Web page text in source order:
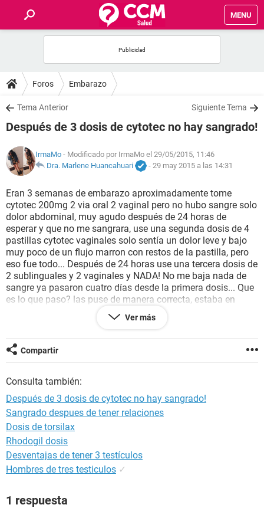
MENU
FOROS
SALUD
FAMILIA
NUTRICIÓN
BIENESTAR
SEXUALIDAD
GLOSARIO
Foros Embarazo
Tema Anterior Siguiente Tema
Después de 3 dosis de cytotec no hay sangrado!
IrmaMo - Modificado por IrmaMo el 29/05/2015, 11:46
Dra. Marlene Huancahuari
- 29 may 2015 a las 14:31
Eran 3 semanas de embarazo aproximadamente tome
cytotec 200mg 2 via oral 2 vaginal pero no hubo sangre solo
dolor abdominal, muy agudo después de 24 horas de
esperar y que no me sangrara, use una segunda dosis de 4
pastillas cytotec vaginales solo sentía un dolor leve y bajo
muy poco de un flujo marron con restos de la pastilla, pero
eso fue todo... Después de 24 horas use una tercera dosis de
2 sublinguales y 2 vaginales y NADA! No me baja nada de
sangre ya pasaron cuatro días desde la primera dosis... Que
es lo que paso? las puse de manera correcta, estaba en
reposo así que no se cayeron... Ayúdeme! Por favor que
debería hacer? porque no funcionaron aun? Funcionarán en
Ver más
Compartir
Consulta también:
Después de 3 dosis de cytotec no hay sangrado!
Sangrado despues de tener relaciones
Dosis de torsilax
Rhodogil dosis
Desventajas de tener 3 testículos
Hombres de tres testiculos ✓
1 respuesta